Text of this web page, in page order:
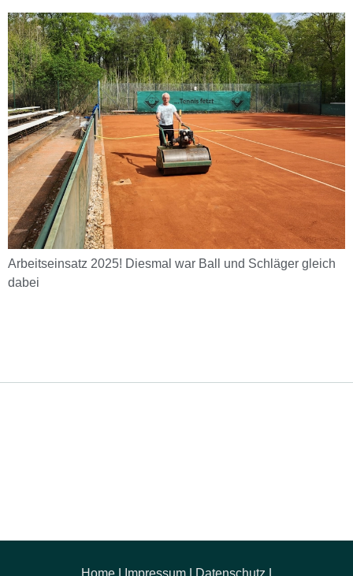
Arbeitseinsatz 2025! Diesmal war Ball und Schläger gleich
dabei
Home Impressum Datenschutz